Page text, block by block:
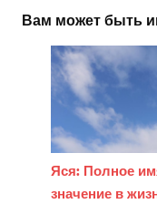
Вам может быть
Яся: Полное
значение в